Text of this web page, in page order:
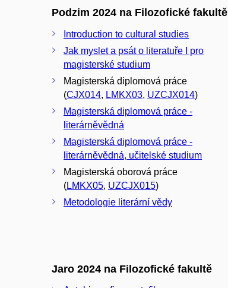
Podzim 2024 na Filozofické fakultě
Introduction to cultural studies
Jak myslet a psát o literatuře I pro
magisterské studium
Magisterská diplomová práce
(CJX014, LMKX03, UZCJX014)
Magisterská diplomová práce -
literárněvědná
Magisterská diplomová práce -
literárněvědná, učitelské studium
Magisterská oborová práce
(LMKX05, UZCJX015)
Metodologie literární vědy
Jaro 2024 na Filozofické fakultě